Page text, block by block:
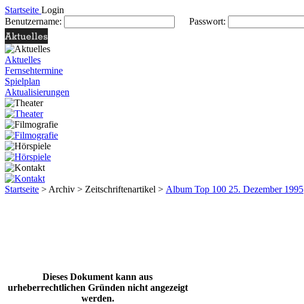
Startseite Login
Benutzername:
Passwort:
Aktuelles
Fernsehtermine
Spielplan
Aktualisierungen
Startseite > Archiv > Zeitschriftenartikel > Album Top 100 25. Dezember 1995
Dieses Dokument kann aus
urheberrechtlichen Gründen nicht angezeigt
werden.